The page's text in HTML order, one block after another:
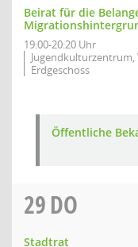
Beirat für die
19:00-20:20 Uhr
Erdgeschoss
Öffentliche
29DO
Stadtrat